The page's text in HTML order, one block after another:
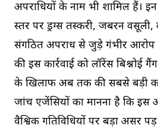
अपराधियों के नाम भी शामिल हैं। इन
स्तर पर ड्रग्स तस्करी, जबरन वसूली,
संगठित अपराध से जुड़े गंभीर आरोप
की इस कार्रवाई को लॉरेंस बिश्नोई
के खिलाफ अब तक की सबसे बड़ी
जांच एजेंसियों का मानना है कि इस
वैश्विक गतिविधियों पर बड़ा असर